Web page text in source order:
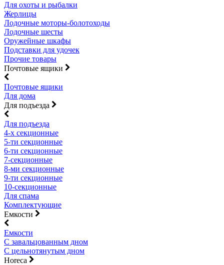
Для охоты и рыбалки
Жерлицы
Лодочные моторы-болотоходы
Лодочные шесты
Оружейные шкафы
Подставки для удочек
Прочие товары
Почтовые ящики
Почтовые ящики
Для дома
Для подъезда
Для подъезда
4-х секционные
5-ти секционные
6-ти секционные
7-секционные
8-ми секционные
9-ти секционные
10-секционные
Для спама
Комплектующие
Емкости
Емкости
С завальцованным дном
С цельнотянутым дном
Horeca